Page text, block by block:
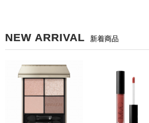
NEW ARRIVAL 新着商品